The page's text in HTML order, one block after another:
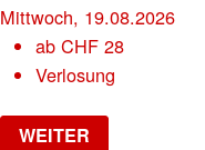
Mittwoch, 19.08.2026
abCHF 28
Verlosung
WEITER